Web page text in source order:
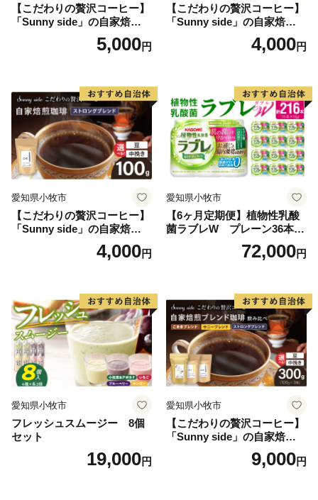
【こだわりの贅沢コーヒー】
「Sunny side」の自家焙煎珈
琲こまきブレンド（100g）
5,000円
【こだわりの贅沢コーヒー】
「Sunny side」の自家焙煎珈
琲サニーブレンド（100g）
4,000円
愛知県小牧市
【こだわりの贅沢コーヒー】
「Sunny side」の自家焙煎珈
琲ストロングブレンド（100
4,000円
愛知県小牧市
【6ヶ月定期便】植物性乳酸
菌ラブレW プレーン36本
72,000円
愛知県小牧市
フレッシュスムージー 8個
セット
19,000円
愛知県小牧市
【こだわりの贅沢コーヒー】
「Sunny side」の自家焙煎珈
琲ブレンド珈琲飲み比べセッ
9,000円